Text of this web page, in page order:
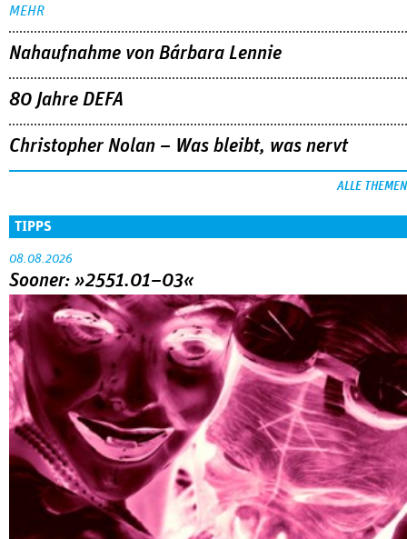
MEHR
Nahaufnahme von Bárbara Lennie
80 Jahre DEFA
Christopher Nolan – Was bleibt, was nervt
ALLE THEMEN
TIPPS
08.08.2026
Sooner: »2551.01–03«